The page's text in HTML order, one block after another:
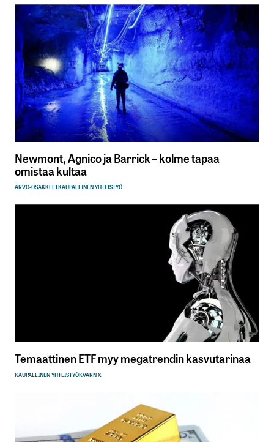
Newmont, Agnico ja Barrick – kolme tapaa
omistaa kultaa
ARVO-OSAKKEETKAUPALLINEN YHTEISTYÖ
Temaattinen ETF myy megatrendin kasvutarinaa
KAUPALLINEN YHTEISTYÖKVARN X